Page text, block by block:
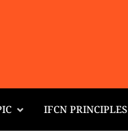
IFCN PRINCIPLES